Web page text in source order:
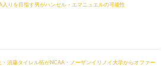
入りを目指す男がハンセル・エマニュエルの可能性
・須藤タイレル拓がNCAA・ノーザンイリノイ大学からオファー